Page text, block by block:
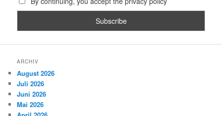
ARCHIV
August 2026
Juli 2026
Juni 2026
Mai 2026